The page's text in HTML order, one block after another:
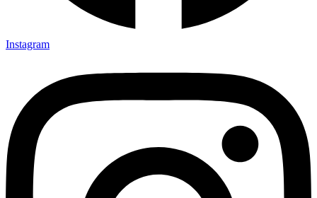
Instagram